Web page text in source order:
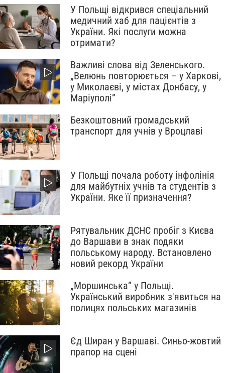
У Польщі відкрився спеціальний
медичний хаб для пацієнтів з
України. Які послуги можна
отримати?
Важливі слова від Зеленського.
„Велюнь повторюється – у Харкові,
у Миколаєві, у містах Донбасу, у
Маріуполі”
Безкоштовний громадський
транспорт для учнів у Вроцлаві
У Польщі почала роботу інфолінія
для майбутніх учнів та студентів з
України. Яке її призначення?
Рятувальник ДСНС пробіг з Києва
до Варшави в знак подяки
польському народу. Встановлено
новий рекорд України
„Моршинська” у Польщі.
Український виробник з'явиться на
полицях польських магазинів
Єд Ширан у Варшаві. Cиньо-жовтий
прапор на сцені